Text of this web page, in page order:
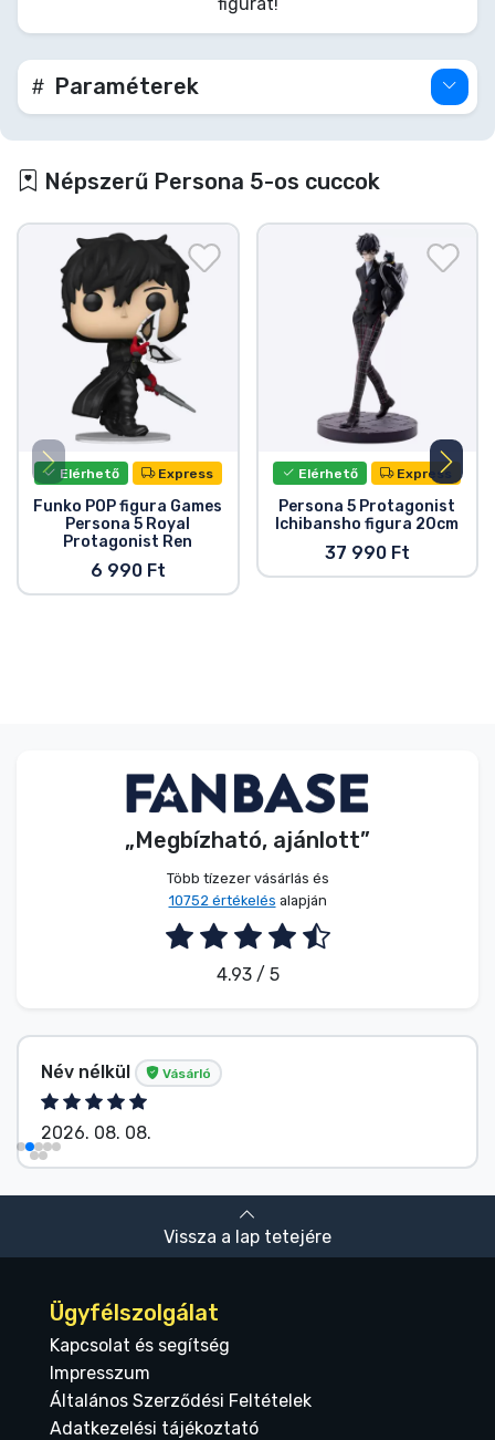
Paraméterek
Népszerű Persona 5-os cuccok
Elérhető Express
Funko POP figura Games
Persona 5 Royal
Protagonist Ren
6 990 Ft
Elérhető Express
Persona 5 Protagonist
Ichibansho figura 20cm
37 990 Ft
„Megbízható, ajánlott”
Több tízezer vásárlás és
10752 értékelés alapján
4.93 / 5
Név nélkül Vásárló
2026. 08. 08.
Vissza a lap tetejére
Ügyfélszolgálat
Kapcsolat és segítség
Impresszum
Általános Szerződési Feltételek
Adatkezelési tájékoztató